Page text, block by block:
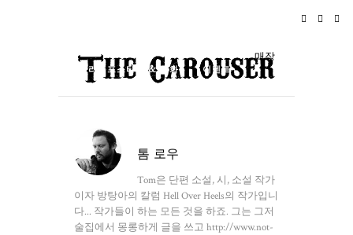
라이프스타일 & 문화 이벤트
매장
톰 로우
Tom은 단편 소설, 시, 소설 작가
이자 방탕아의 칼럼 Hell Over Heels의 작가입니
다... 작가들이 하는 모든 것을 하죠. 그는 그저
술집에서 몽롱하게 글을 쓰고 http://www.not-